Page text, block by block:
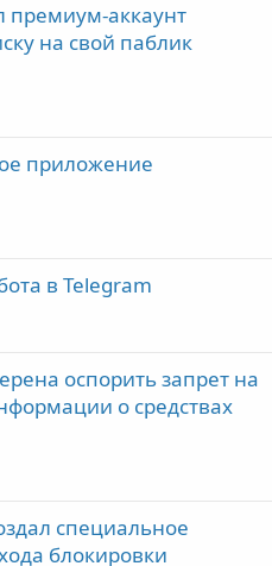
премиум-аккаунт
на свой паблик
приложение
в Telegram
оспорить запрет на
о средствах
специальное
блокировки